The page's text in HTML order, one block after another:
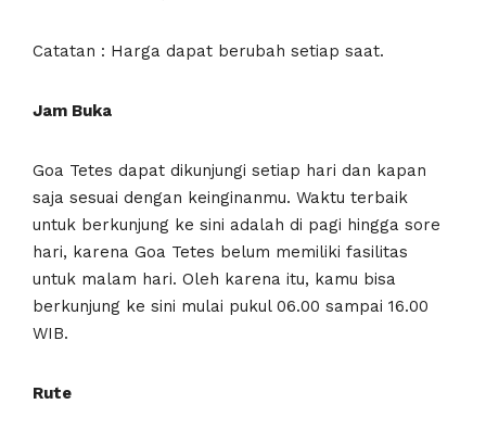
Catatan : Harga dapat berubah setiap saat.
Jam Buka
Goa Tetes dapat dikunjungi setiap hari dan kapan
saja sesuai dengan keinginanmu. Waktu terbaik
untuk berkunjung ke sini adalah di pagi hingga sore
hari, karena Goa Tetes belum memiliki fasilitas
untuk malam hari. Oleh karena itu, kamu bisa
berkunjung ke sini mulai pukul 06.00 sampai 16.00
WIB.
Rute